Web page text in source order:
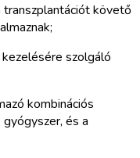
transzplantációt követő
szolgáló
kombinációs
és a